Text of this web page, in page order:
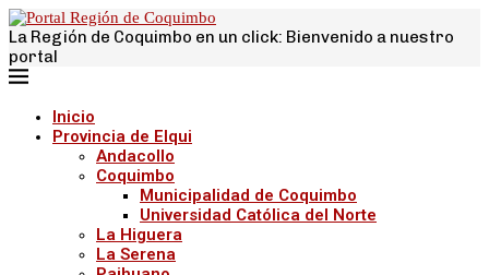
La Región de Coquimbo en un click: Bienvenido a nuestro
portal
Inicio
Provincia de Elqui
Andacollo
Coquimbo
Municipalidad de Coquimbo
Universidad Católica del Norte
La Higuera
La Serena